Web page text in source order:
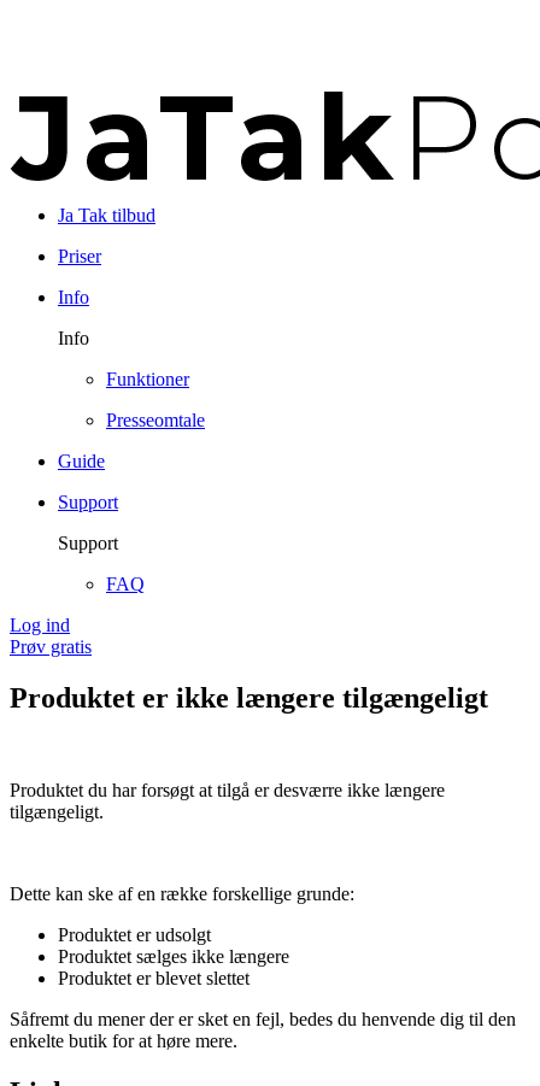
Ja Tak tilbud
Priser
Info
Info
Funktioner
Presseomtale
Guide
Support
Support
FAQ
Log ind
Prøv gratis
Produktet er ikke længere tilgængeligt
Produktet du har forsøgt at tilgå er desværre ikke længere
tilgængeligt.
Dette kan ske af en række forskellige grunde:
Produktet er udsolgt
Produktet sælges ikke længere
Produktet er blevet slettet
Såfremt du mener der er sket en fejl, bedes du henvende dig til den
enkelte butik for at høre mere.